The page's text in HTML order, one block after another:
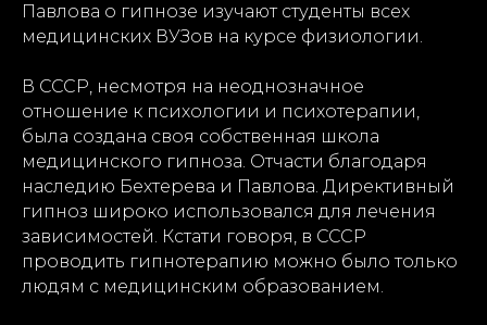
Павлова о гипнозе изучают студенты всех
медицинских ВУЗов на курсе физиологии.
В СССР, несмотря на неоднозначное
отношение к психологии и психотерапии,
была создана своя собственная школа
медицинского гипноза. Отчасти благодаря
наследию Бехтерева и Павлова. Директивный
гипноз широко использовался для лечения
зависимостей. Кстати говоря, в СССР
проводить гипнотерапию можно было только
людям с медицинским образованием.